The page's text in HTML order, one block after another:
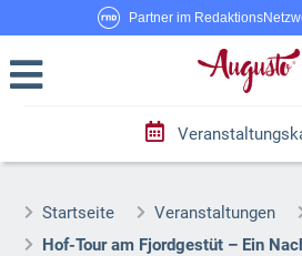
Partner im
Startseite Veranstaltungen
Hof-Tour am Fjordgestüt – Ein